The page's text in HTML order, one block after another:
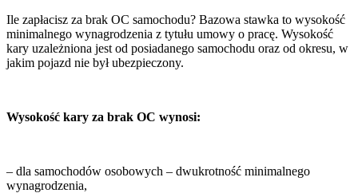
Ile zapłacisz za brak OC samochodu? Bazowa stawka to wysokość
minimalnego wynagrodzenia z tytułu umowy o pracę. Wysokość
kary uzależniona jest od posiadanego samochodu oraz od okresu, w
jakim pojazd nie był ubezpieczony.
Wysokość kary za brak OC wynosi:
– dla samochodów osobowych – dwukrotność minimalnego
wynagrodzenia,